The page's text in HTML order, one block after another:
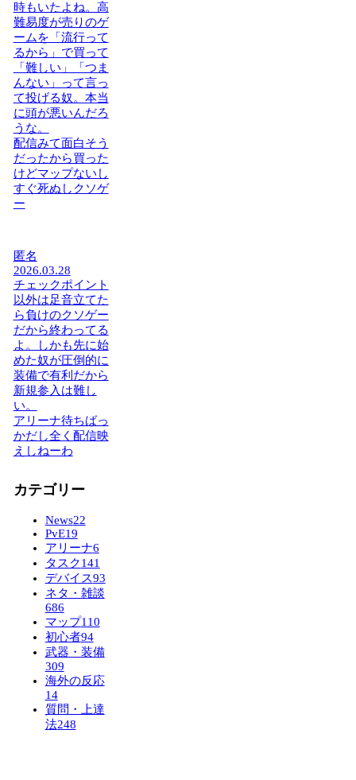
時もいたよね。高
難易度が売りのゲ
ームを「流行って
るから」で買って
「難しい」「つま
んない」って言っ
て投げる奴。本当
に頭が悪いんだろ
うな。
配信みて面白そう
だったから買った
けどマップないし
すぐ死ぬしクソゲ
ー
匿名
2026.03.28
チェックポイント
以外は足音立てた
ら負けのクソゲー
だから終わってる
よ。しかも先に始
めた奴が圧倒的に
装備で有利だから
新規参入は難し
い。
アリーナ待ちばっ
かだし全く配信映
えしねーわ
カテゴリー
News22
PvE19
アリーナ6
タスク141
デバイス93
ネタ・雑談
686
マップ110
初心者94
武器・装備
309
海外の反応
14
質問・上達
法248